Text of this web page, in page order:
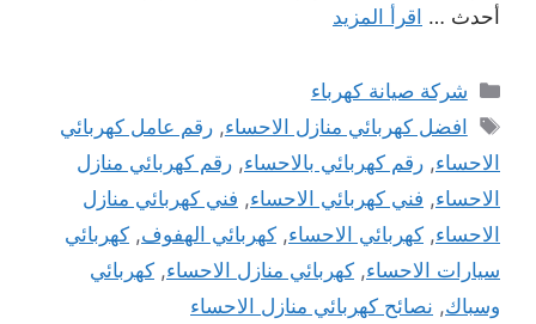
أحدث … اقرأ المزيد
التصنيفات
شركة صيانة كهرباء
الوسوم
افضل كهربائي منازل الاحساء,رقم عامل كهربائي
الاحساء, رقم كهربائي بالاحساء, رقم كهربائي منازل
الاحساء, فني كهربائي الاحساء, فني كهربائي منازل
الاحساء, كهربائي الاحساء, كهربائي الهفوف, كهربائي
سيارات الاحساء, كهربائي منازل الاحساء, كهربائي
وسباك, نصائح كهربائي منازل الاحساء